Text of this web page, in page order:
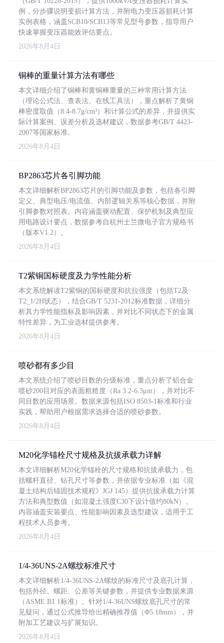
例，分步骤说明变损计算方法，并附电力变压器损耗计算
实例表格，涵盖SCB10/SCB13等常见型号参数，指导用户
快速掌握变压器能效评估要点。
2026年8月4日
铜棒的重量计算方法有哪些
本文详细介绍了铜棒和黄铜棒重量的三种常用计算方法
（理论公式法、查表法、在线工具法），重点解析了黄铜
棒密度取值（8.4-8.7g/cm³）和计算公式的差异，并提供实
际计算案例、误差分析及选材建议，数据参考GB/T 4423-
2007等国家标准。
2026年8月4日
BP2863芯片各引脚功能
本文详细解析BP2863芯片的引脚功能及参数，包括各引脚
定义、典型电压/电流值、内部逻辑关系等核心数据，并附
引脚参数对照表。内容涵盖驱动配置、保护机制及典型应
用电路设计要点，数据参考自杭州士兰微电子官方规格书
（版本V1.2）。
2026年8月4日
T2紫铜国标硬度及力学性能分析
本文系统解读T2紫铜的国标硬度和抗拉强度（包括T2及
T2_1/2H状态），结合GB/T 5231-2012标准数据，详细分
析其力学性能指标及影响因素，并对比不同状态下的金属
特性差异，为工业选材提供参考。
2026年8月4日
喷砂都有多少目
本文系统介绍了喷砂目数的分级标准，重点分析了铝合金
喷砂200目对应的表面粗糙度（Ra 3.2-6.3μm），并对比不
同目数的应用场景。数据来源包括ISO 8503-1标准和行业
实践，帮助用户根据需求选择合适的喷砂参数。
2026年8月4日
M20化学锚栓尺寸规格及抗拔承载力详解
本文详细解析M20化学锚栓的尺寸规格和抗拔承载力，包
括螺杆直径、钻孔尺寸等参数，并依据专业标准（如《混
凝土结构后锚固技术规程》JGJ 145）提供抗拔承载力计算
方法和典型数值（如混凝土强度C30下设计值约80kN）。
内容涵盖安装要点、性能影响因素及选型建议，适用于工
程技术人员参考。
2026年8月4日
1/4-36UNS-2A螺纹标准尺寸
本文详细解析1/4-36UNS-2A螺纹的标准尺寸及底孔计算，
包括外径、螺距、公差等关键参数，并提供专业数据来源
（ASME B1.1标准）。针对1/4-36UNS螺纹底孔尺寸的常
见疑问，通过公式推导给出精确推荐值（Φ5.18mm），并
附加工艺建议与扩展知识。
2026年8月4日